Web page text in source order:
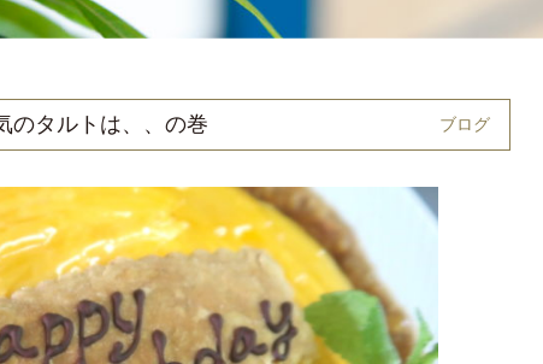
のタルトは、、の巻 ブログ